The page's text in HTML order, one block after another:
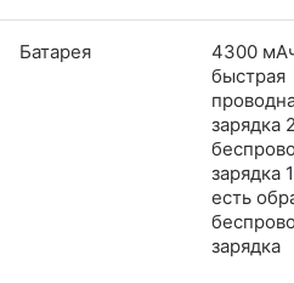
Батарея
4300
быстрая
зарядка
зарядка
есть
зарядка